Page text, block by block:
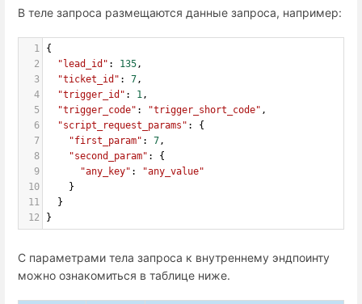
В теле запроса размещаются данные запроса, например:
1
{
2
"lead_id" : 135,
3
"ticket_id" : 7,
4
"trigger_id" : 1,
5
"trigger_code" : "trigger_short_code" ,
6
"script_request_params" : {
7
"first_param" : 7,
8
"second_param" : {
9
"any_key" :
"any_value"
10
}
11
}
12
}
С параметрами тела запроса к внутреннему эндпоинту
можно ознакомиться в таблице ниже.